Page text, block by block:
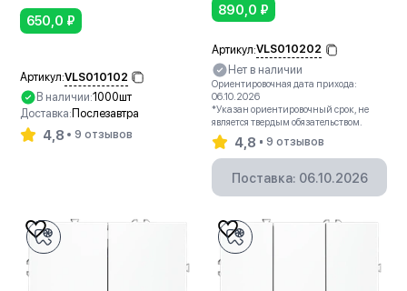
650,0 ₽
Артикул:VLS010102
В наличии:1000шт
Доставка: Послезавтра
4,8 9 отзывов
890,0 ₽
Артикул:VLS010202
Нет в наличии
Ориентировочная дата прихода:
06.10.2026
*Указан ориентировочный срок, не
является твердым обязательством.
4,8 9 отзывов
Поставка: 06.10.2026